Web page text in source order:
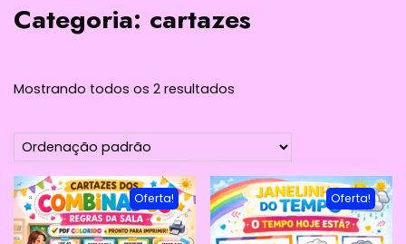
Categoria: cartazes
Mostrando todos os 2 resultados
Oferta! Oferta!